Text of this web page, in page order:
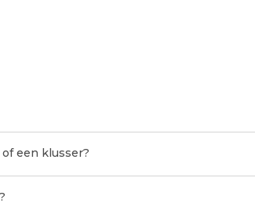
een klusser?